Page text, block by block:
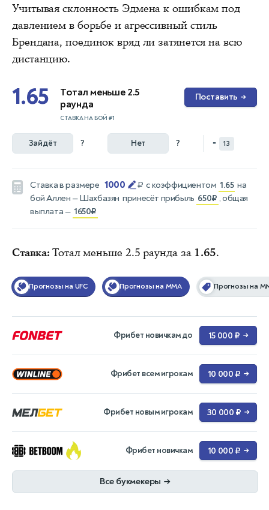
Учитывая склонность Эдмена к ошибкам под
давлением в борьбе и агрессивный стиль
Брендана, поединок вряд ли затянется на всю
дистанцию.
1.65
Тотал меньше 2.5
раунда
СТАВКА НА БОЙ #1
Поставить →
Зайдёт ? Нет ? = 13
Ставка в размере 1000 ₽ с коэффициентом 1.65 на
бойАллен — Шахбазян принесёт прибыль 650₽ , общая
выплата — 1650₽
Ставка: Тотал меньше 2.5 раунда за 1.65.
Прогнозы на UFC Прогнозы на MMA Прогнозы на
Фрибет новичкам до 15 000 ₽ →
Фрибет всем игрокам 10 000 ₽ →
Фрибет новым игрокам 30 000 ₽ →
Фрибет новичкам 10 000 ₽ →
Все букмекеры →